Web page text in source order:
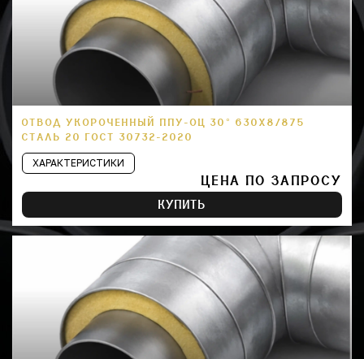
ОТВОД УКОРОЧЕННЫЙ ППУ-ОЦ 30° 630Х8/875
СТАЛЬ 20 ГОСТ 30732-2020
ХАРАКТЕРИСТИКИ
ЦЕНА ПО ЗАПРОСУ
КУПИТЬ